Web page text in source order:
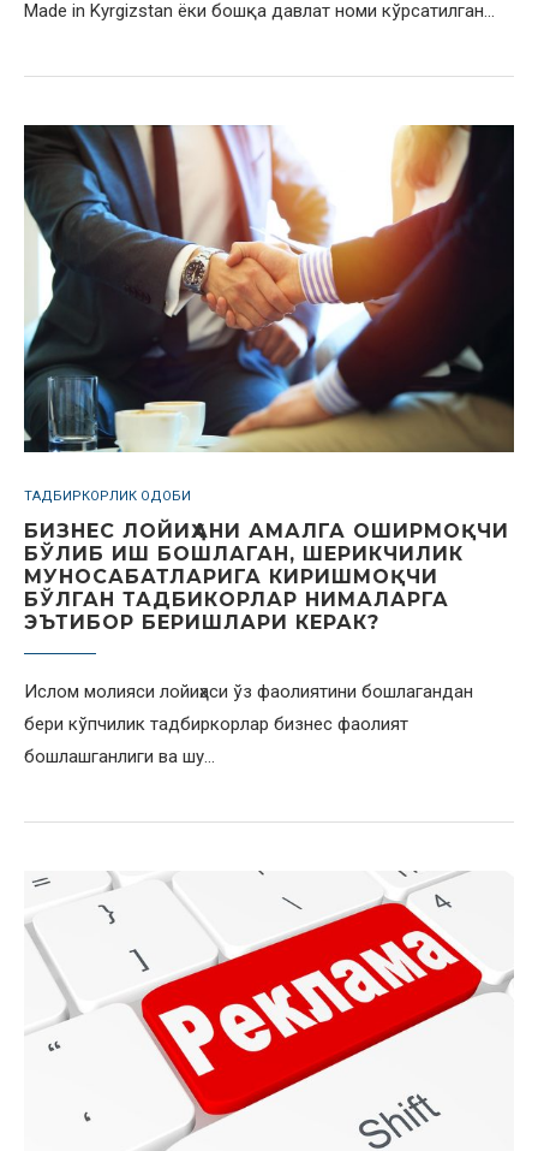
Made in Kyrgizstan ёки бошқа давлат номи кўрсатилган…
ТАДБИРКОРЛИК ОДОБИ
БИЗНЕС ЛОЙИҲАНИ АМАЛГА ОШИРМОҚЧИ
БЎЛИБ ИШ БОШЛАГАН, ШЕРИКЧИЛИК
МУНОСАБАТЛАРИГА КИРИШМОҚЧИ
БЎЛГАН ТАДБИКОРЛАР НИМАЛАРГА
ЭЪТИБОР БЕРИШЛАРИ КЕРАК?
Ислом молияси лойиҳаси ўз фаолиятини бошлагандан
бери кўпчилик тадбиркорлар бизнес фаолият
бошлашганлиги ва шу…